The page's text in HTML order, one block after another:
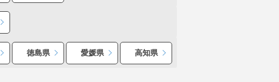
徳島県 愛媛県 高知県